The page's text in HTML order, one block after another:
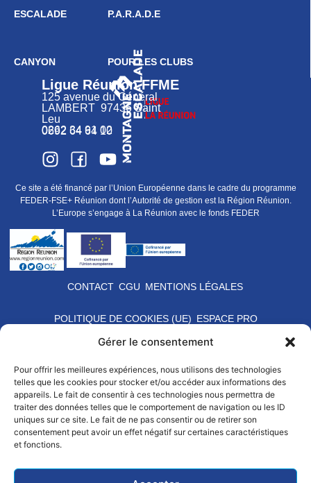
Gérer le consentement
Pour offrir les meilleures expériences, nous utilisons des technologies
telles que les cookies pour stocker et/ou accéder aux informations des
appareils. Le fait de consentir à ces technologies nous permettra de
traiter des données telles que le comportement de navigation ou les ID
uniques sur ce site. Le fait de ne pas consentir ou de retirer son
consentement peut avoir un effet négatif sur certaines caractéristiques
et fonctions.
ESCALADE
CANYON
P.A.R.A.D.E
POUR LES CLUBS
Ligue Réunion FFME
125 avenue du Général
LAMBERT 97436 Saint
Leu
0262 34 91 02
0692 64 64 10
Ce site a été financé par l’Union Européenne dans le cadre du programme
FEDER-FSE+ Réunion dont l’Autorité de gestion est la Région Réunion.
L’Europe s’engage à La Réunion avec le fonds FEDER
CONTACT CGU MENTIONS LÉGALES
POLITIQUE DE COOKIES (UE) ESPACE PRO